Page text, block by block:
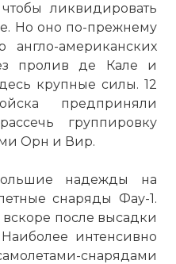
ликвидировать
Но оно по-прежнему
англо-американских
пролив де Кале и
крупные силы. 12
предприняли
группировку
Орн и Вир.
надежды на
снаряды Фау-1.
после высадки
интенсивно
снарядами